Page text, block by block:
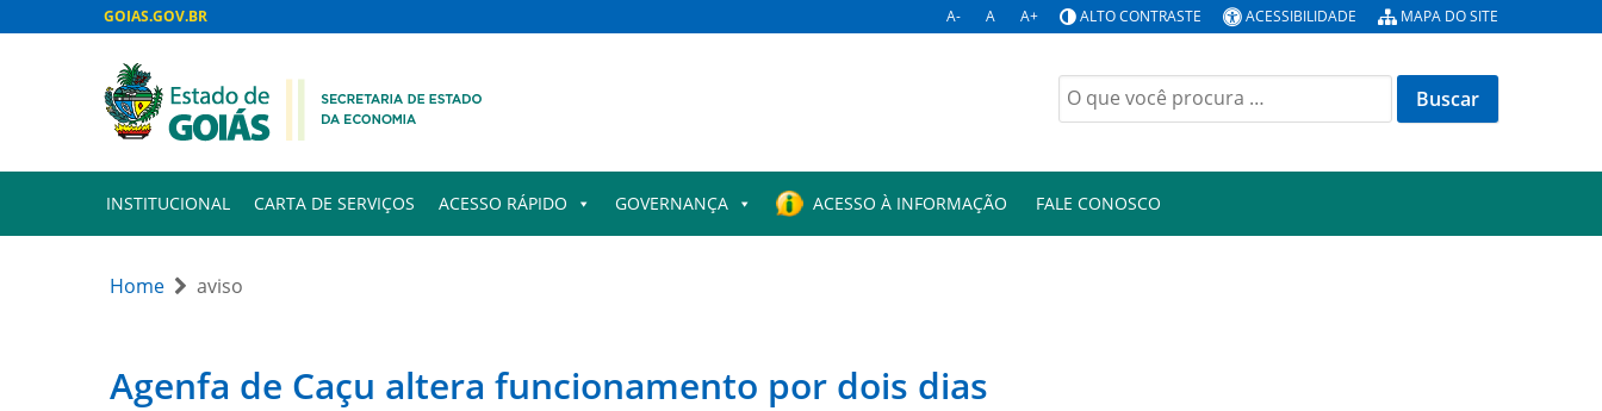
GOIAS.GOV.BR A- A A+ ALTO CONTRASTE ACESSIBILIDADE MAPA DO SITE
INSTITUCIONAL CARTA DE SERVIÇOS ACESSO RÁPIDO GOVERNANÇA ACESSO À INFORMAÇÃO FALE CONOSCO
Home aviso
Agenfa de Caçu altera funcionamento por dois dias